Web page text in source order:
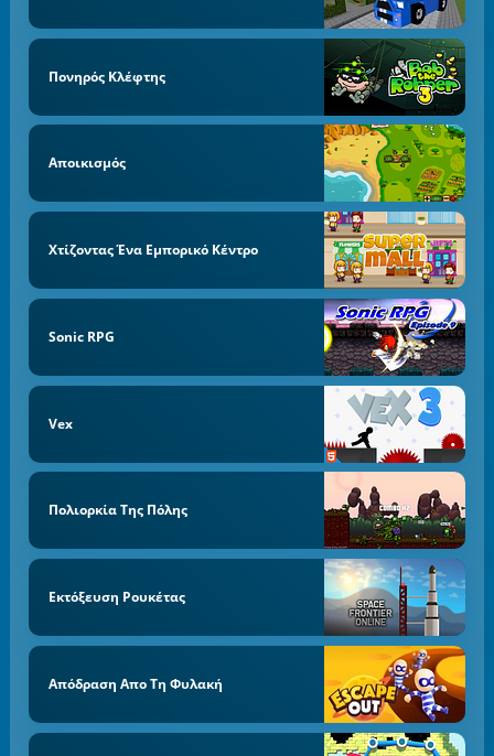
Πονηρός Κλέφτης
Αποικισμός
Χτίζοντας Ένα Εμπορικό Κέντρο
Sonic RPG
Vex
Πολιορκία Της Πόλης
Εκτόξευση Ρουκέτας
Απόδραση Απο Τη Φυλακή